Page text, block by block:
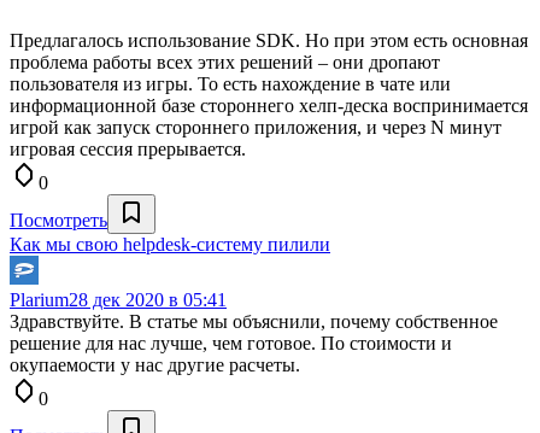
Предлагалось использование SDK. Но при этом есть основная
проблема работы всех этих решений – они дропают
пользователя из игры. То есть нахождение в чате или
информационной базе стороннего хелп-деска воспринимается
игрой как запуск стороннего приложения, и через N минут
игровая сессия прерывается.
0
Посмотреть
Как мы свою helpdesk-систему пилили
Plarium28 дек 2020 в 05:41
Здравствуйте. В статье мы объяснили, почему собственное
решение для нас лучше, чем готовое. По стоимости и
окупаемости у нас другие расчеты.
0